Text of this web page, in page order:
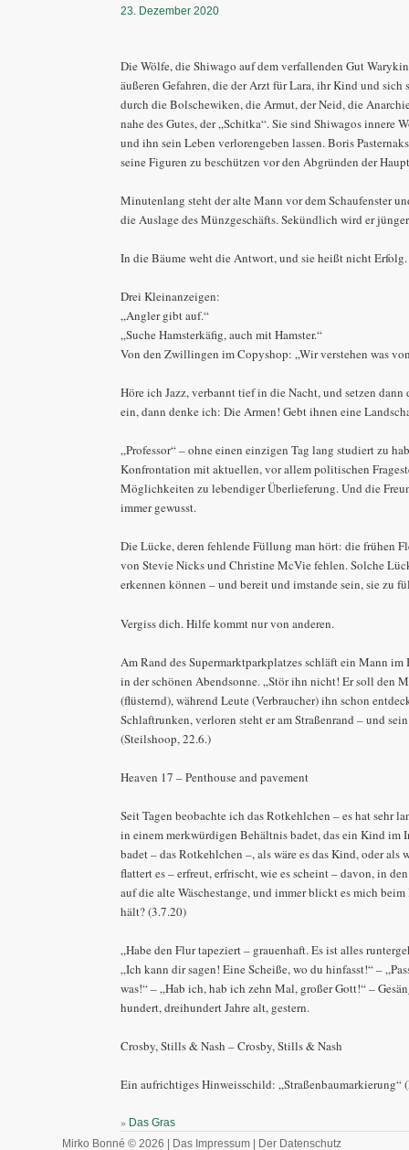
23. Dezember 2020
Die Wölfe, die Shiwago auf dem verfallenden Gut
äußeren Gefahren, die der Arzt für Lara, ihr Kind und sich
durch die Bolschewiken, die Armut, der Neid, die
nahe des Gutes, der „Schitka“. Sie sind Shiwagos innere
und ihn sein Leben verlorengeben lassen. Boris
seine Figuren zu beschützen vor den Abgründen der
Minutenlang steht der alte Mann vor dem Schaufenster
die Auslage des Münzgeschäfts. Sekündlich wird er
In die Bäume weht die Antwort, und sie heißt nicht Erfolg.
Drei Kleinanzeigen:
„Angler gibt auf.“
„Suche Hamsterkäfig, auch mit Hamster.“
Von den Zwillingen im Copyshop: „Wir verstehen was
Höre ich Jazz, verbannt tief in die Nacht, und setzen
ein, dann denke ich: Die Armen! Gebt ihnen eine
„Professor“ – ohne einen einzigen Tag lang studiert zu
Konfrontation mit aktuellen, vor allem politischen
Möglichkeiten zu lebendiger Überlieferung. Und die
immer gewusst.
Die Lücke, deren fehlende Füllung man hört: die frühen
von Stevie Nicks und Christine McVie fehlen. Solche
erkennen können – und bereit und imstande sein, sie zu
Vergiss dich. Hilfe kommt nur von anderen.
Am Rand des Supermarktparkplatzes schläft ein Mann
in der schönen Abendsonne. „Stör ihn nicht! Er soll den
(flüsternd), während Leute (Verbraucher) ihn schon
Schlaftrunken, verloren steht er am Straßenrand – und
(Steilshoop, 22.6.)
Heaven 17 – Penthouse and pavement
Seit Tagen beobachte ich das Rotkehlchen – es hat sehr
in einem merkwürdigen Behältnis badet, das ein Kind im
badet – das Rotkehlchen –, als wäre es das Kind, oder als
flattert es – erfreut, erfrischt, wie es scheint – davon, in
auf die alte Wäschestange, und immer blickt es mich
hält? (3.7.20)
„Habe den Flur tapeziert – grauenhaft. Es ist alles
„Ich kann dir sagen! Eine Scheiße, wo du hinfasst!“ –
was!“ – „Hab ich, hab ich zehn Mal, großer Gott!“ –
hundert, dreihundert Jahre alt, gestern.
Crosby, Stills & Nash – Crosby, Stills & Nash
Ein aufrichtiges Hinweisschild: „Straßenbaumarkierung“
» Das Gras
Mirko Bonné © 2026 |
Das Impressum Der Datenschutz